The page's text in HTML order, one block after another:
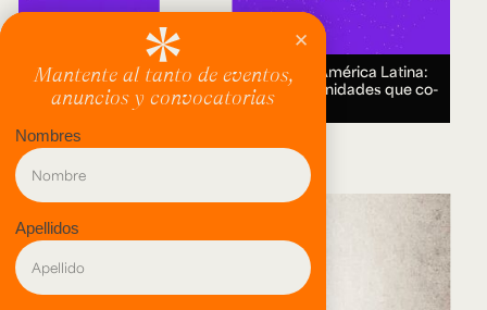
Encuentro Humanidades Digitales en América Latina:
genealogías, conocimiento abierto y comunidades que co-
crean.18 AUG 2026.
evento